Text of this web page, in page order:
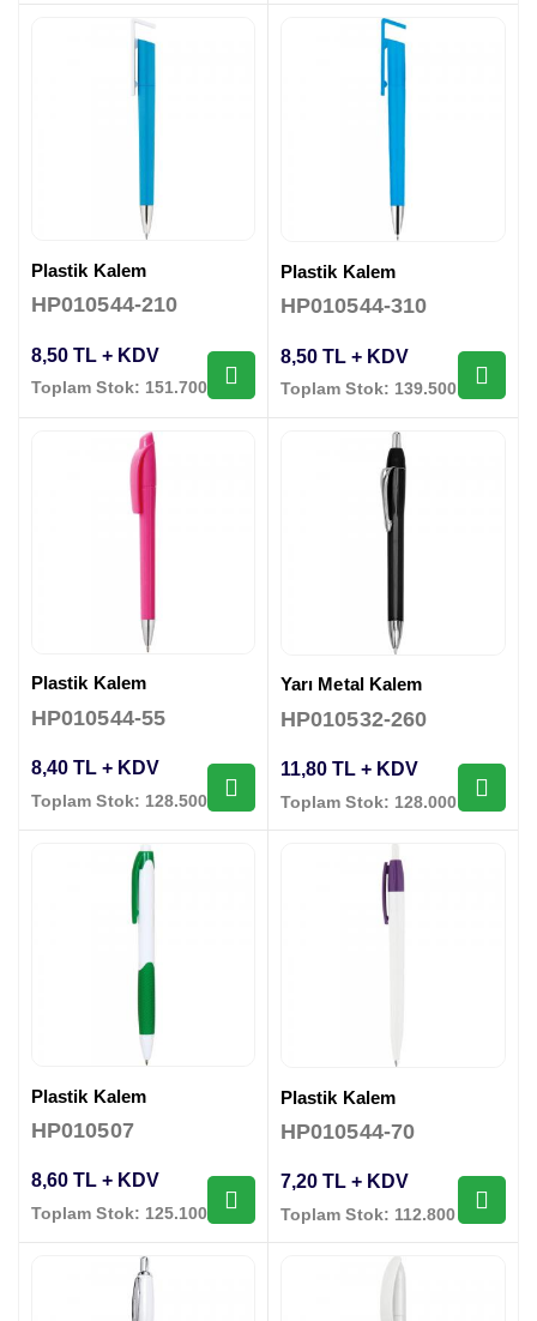
Plastik Kalem
HP010544-210
8,50 TL + KDV
Toplam Stok: 151.700 Adet
Plastik Kalem
HP010544-310
8,50 TL + KDV
Toplam Stok: 139.500 Adet
Plastik Kalem
HP010544-55
8,40 TL + KDV
Toplam Stok: 128.500 Adet
Yarı Metal Kalem
HP010532-260
11,80 TL + KDV
Toplam Stok: 128.000 Adet
Plastik Kalem
HP010507
8,60 TL + KDV
Toplam Stok: 125.100 Adet
Plastik Kalem
HP010544-70
7,20 TL + KDV
Toplam Stok: 112.800 Adet